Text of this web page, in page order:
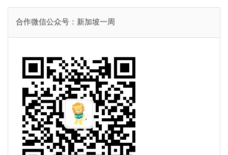
合作微信公众号：新加坡一周